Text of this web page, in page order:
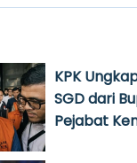
KPK
SGD dari
Pejabat